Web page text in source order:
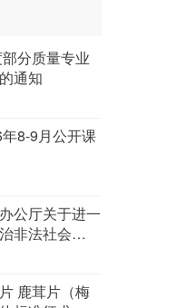
分质量专业
通知
8-9月公开课
公厅关于进一
非法社会组织
鹿茸片（梅